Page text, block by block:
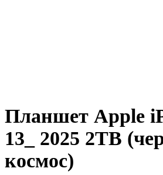
Планшет Apple
13_ 2025 2TB
космос)